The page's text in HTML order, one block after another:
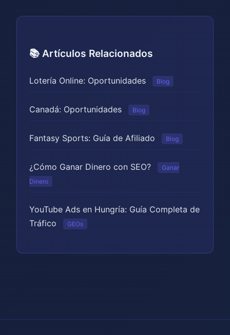
📚 Artículos Relacionados
Lotería Online: Oportunidades Blog
Canadá: Oportunidades Blog
Fantasy Sports: Guía de Afiliado Blog
¿Cómo Ganar Dinero con SEO?
Ganar
Dinero
YouTube Ads en Hungría: Guía Completa de
Tráfico
GEOs